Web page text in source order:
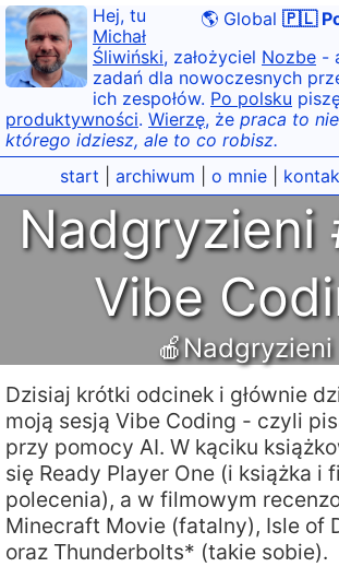
🌎 Global 🇵🇱
Hej, tu
Michał
Śliwiński, założyciel Nozbe -
zadań dla nowoczesnych
ich zespołów. Po polsku
produktywności. Wierzę, że praca to
którego idziesz, ale to co robisz.
start
archiwum o mnie|
Nadgryzieni
Vibe
🍎Nadgryzieni
Dzisiaj krótki odcinek i głównie
moją sesją Vibe Coding - czyli
przy pomocy AI. W kąciku
się Ready Player One (i książka i
polecenia), a w filmowym
Minecraft Movie (fatalny), Isle of
oraz Thunderbolts* (takie sobie).